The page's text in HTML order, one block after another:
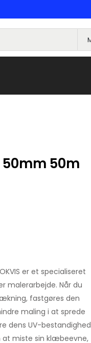
50m
er et specialiseret
malerarbejde. Når du
fastgøres den
maling i at sprede
dens UV-bestandighed
miste sin klæbeevne,